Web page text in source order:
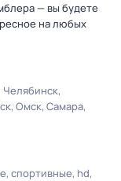
— вы будете
на любых
Челябинск
Омск Самара
спортивные hd